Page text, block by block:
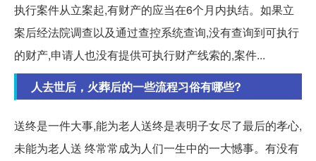
执行案件从立案起,有财产的应当在6个月内执结。如果立
案后经法院调查以及通过查控系统查询,没有查询到可执行
的财产,申请人也没有提供可执行财产线索的,案件...
人去世后，火葬后的一些流程习俗有哪些?
送终是一件大事,能为老人送终是表明子女尽了最后的孝心,
未能为老人送 终常常成为人们一生中的一大憾事。有没有